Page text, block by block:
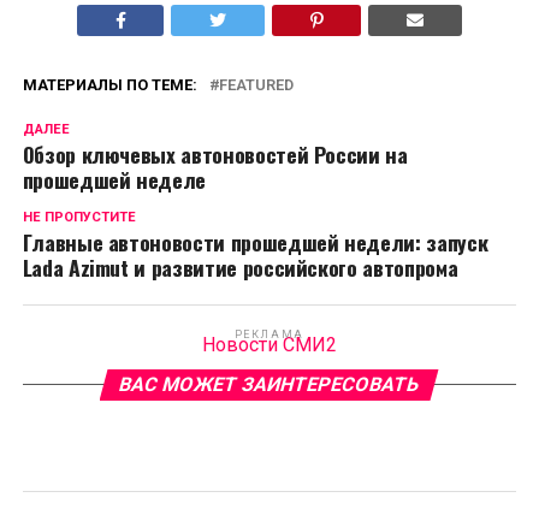
МАТЕРИАЛЫ ПО ТЕМЕ: FEATURED
ДАЛЕЕ
Обзор ключевых автоновостей России на
прошедшей неделе
НЕ ПРОПУСТИТЕ
Главные автоновости прошедшей недели: запуск
Lada Azimut и развитие российского автопрома
РЕКЛАМА
Новости СМИ2
ВАС МОЖЕТ ЗАИНТЕРЕСОВАТЬ